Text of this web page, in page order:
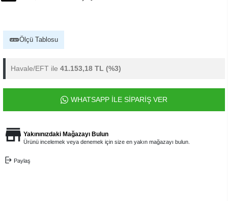
Ölçü Tablosu
Havale/EFT ile 41.153,18 TL (%3)
WHATSAPP İLE SİPARİŞ VER
Yakınınızdaki Mağazayı Bulun
Ürünü incelemek veya denemek için size en yakın mağazayı bulun.
Paylaş